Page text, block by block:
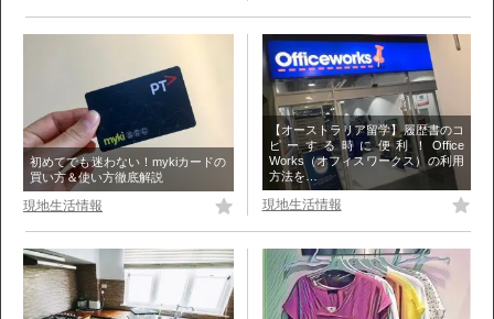
初めてでも迷わない！mykiカードの
買い方＆使い方徹底解説
現地生活情報
【オーストラリア留学】履歴書のコ
ピーする時に便利！Office
Works（オフィスワークス）の利用
方法を…
現地生活情報